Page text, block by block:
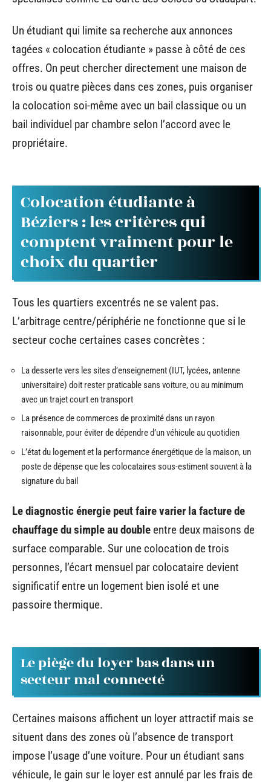
Un étudiant qui limite sa recherche aux annonces
tagées « colocation étudiante » passe à côté de ces
offres. On peut chercher directement une maison de
trois ou quatre pièces dans ces zones, puis organiser
la colocation soi-même avec un bail classique ou un
bail individuel par chambre selon l’accord avec le
propriétaire.
Colocation étudiante à
Béziers : les critères qui
comptent vraiment pour le
choix du quartier
Tous les quartiers excentrés ne se valent pas.
L’arbitrage centre/périphérie ne fonctionne que si le
secteur coche certaines cases concrètes :
La desserte vers les sites d’enseignement (IUT, lycées, antenne
universitaire) doit rester praticable sans voiture, ou au minimum
avec un trajet court en transport
La présence de commerces de proximité dans un rayon
raisonnable, pour éviter de dépendre d’un véhicule au quotidien
L’état du logement et la performance énergétique de la maison, un
poste de dépense que les colocataires sous-estiment souvent à la
signature du bail
Le diagnostic énergie peut faire varier la facture de
chauffage du simple au double entre deux maisons de
surface comparable. Sur une colocation de trois
personnes, l’écart mensuel par colocataire devient
significatif entre un logement bien isolé et une
passoire thermique.
Le piège du loyer bas dans un
secteur mal connecté
Certaines maisons affichent un loyer attractif mais se
situent dans des zones où l’absence de transport
impose l’usage d’une voiture. Pour un étudiant sans
véhicule, le gain sur le loyer est annulé par les frais de